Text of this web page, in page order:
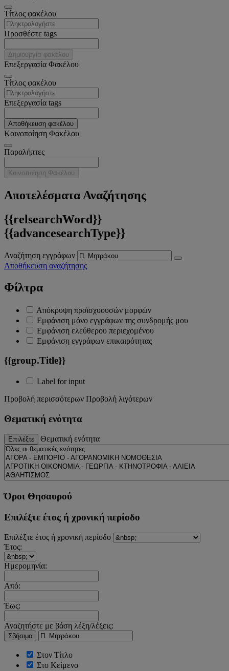
Tίτλος φακέλου
Προσθέστε tags
Δημιουργία φακέλου
Επεξεργασία Φακέλου
Tίτλος φακέλου
Επεξεργασία tags
Αποθήκευση φακέλου
Κοινοποίηση Φακέλου
Παραλήπτες
Κοινοποίηση Φακέλου
Αποτελέσματα Αναζήτησης
{{relsearchWord}}
{{advancesearchType}}
Αναζήτηση εγγράφων
Αποθήκευση αναζήτησης
Φίλτρα
Απόκρυψη προϊσχυουσών μορφών
Εμφάνιση μόνο εγγράφων της συνδρομής μου
Εμφάνιση ελεύθερου περιεχομένου
Εμφάνιση εγγράφων επικαιρότητας
{{group.Title}}
Label for input
Προβολή περισσότερων Προβολή λιγότερων
Θεματική ενότητα
Επιλέξτε Θεματική ενότητα
Όροι Θησαυρού
Επιλέξτε έτος ή χρονική περίοδο
Επιλέξτε έτος ή χρονική περίοδο
Έτος:
Ημερομηνία:
Από:
Έως:
Αναζητήστε με βάση λέξη/λέξεις:
Σβήσιμο
Στον Τίτλο
Στο Κείμενο